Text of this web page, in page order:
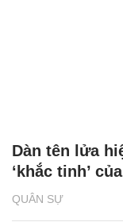
QUÂN SỰ
Dàn tên lửa
‘khắc tinh’